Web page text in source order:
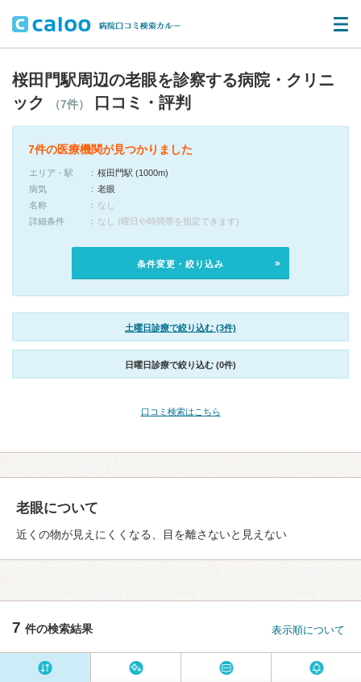
桜田門駅周辺の老眼を診察する病院・クリニ
ック
（7件） 口コミ・評判
7件の医療機関が見つかりました
エリア・駅
桜田門駅 (1000m)
病気
老眼
名称
なし
詳細条件
なし (曜日や時間帯を指定できます)
条件変更・絞り込み
土曜日診療で絞り込む (3件)
日曜日診療で絞り込む (0件)
口コミ検索はこちら
老眼について
近くの物が見えにくくなる、目を離さないと見えない
7 件の検索結果 表示順について